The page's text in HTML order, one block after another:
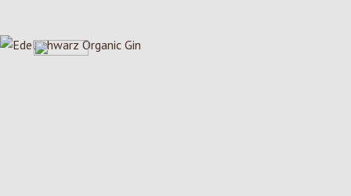
Salta la galleria di immagini